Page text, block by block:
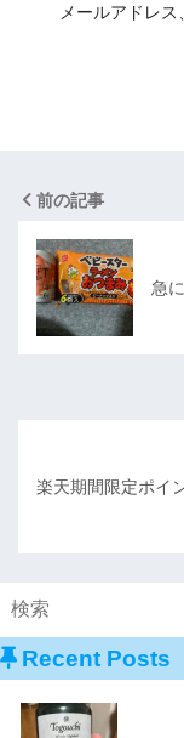
メールアドレス
前の記事
急
楽天期間限定ポイ
Recent Posts